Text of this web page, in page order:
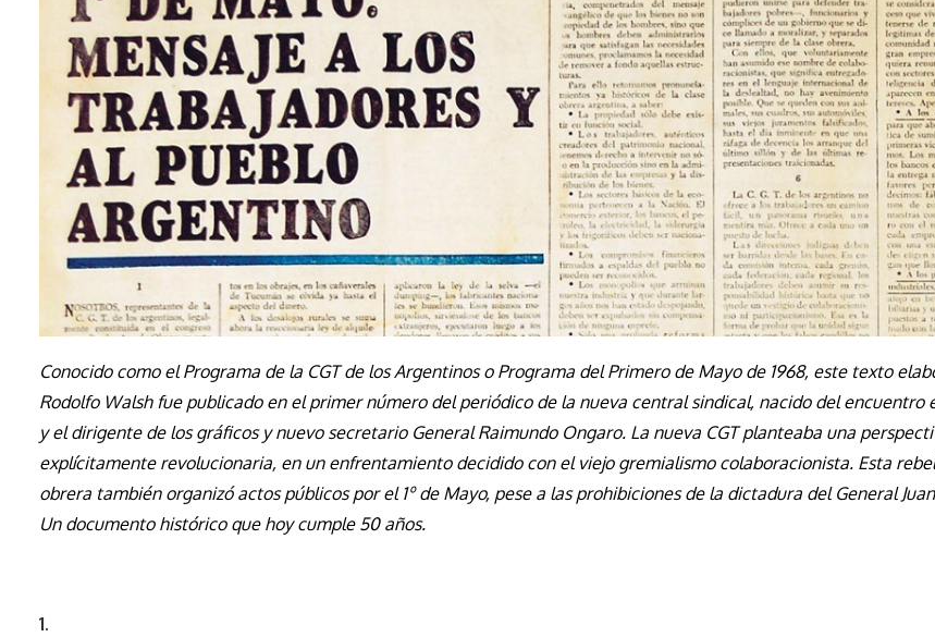
Conocido como el Programa de la CGT de los Argentinos o Programa del Primero de Mayo de 1968, este texto
Rodolfo Walsh fue publicado en el primer número del periódico de la nueva central sindical, nacido del encuentro
y el dirigente de los gráficos y nuevo secretario General Raimundo Ongaro. La nueva CGT planteaba una
explícitamente revolucionaria, en un enfrentamiento decidido con el viejo gremialismo colaboracionista. Esta
obrera también organizó actos públicos por el 1º de Mayo, pese a las prohibiciones de la dictadura del General
Un documento histórico que hoy cumple 50 años.
1.